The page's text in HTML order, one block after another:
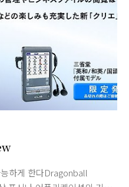
등, 편리한 사용에의 궁리가
다. 5 분 단위로 예정을 입력
하게 한다Dragonball